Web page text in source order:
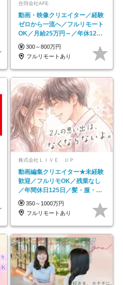
合同会社AFE
動画・映像クリエイター／経験
ゼロから一流へ／フルリモート
OK／月給25万円～／年休125
日以上
300～800万円
フルリモートあり
株式会社ＬＩＶＥ ＵＰ
動画編集クリエイター★未経験
歓迎／フルリモOK／残業なし
／年間休日125日／髪・服・ネ
イル自由／研修充実で安心
350～1000万円
フルリモートあり